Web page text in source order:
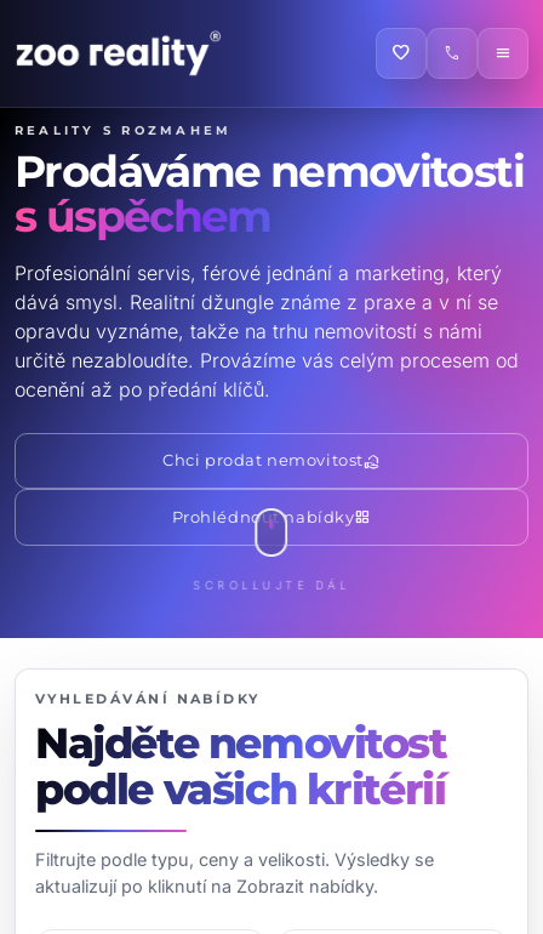
favorite call menu
Reality s rozmahem
Prodáváme nemovitosti
s úspěchem
Profesionální servis, férové jednání a marketing, který
dává smysl. Realitní džungle známe z praxe a v ní se
opravdu vyznáme, takže na trhu nemovitostí s námi
určitě nezabloudíte. Provázíme vás celým procesem od
ocenění až po předání klíčů.
Chci prodat nemovitostreal_estate_agent
Prohlédnout nabídkygrid_view
SCROLLUJTE DÁL
VYHLEDÁVÁNÍ NABÍDKY
Najděte nemovitost
podle vašich kritérií
Filtrujte podle typu, ceny a velikosti. Výsledky se
aktualizují po kliknutí na Zobrazit nabídky.